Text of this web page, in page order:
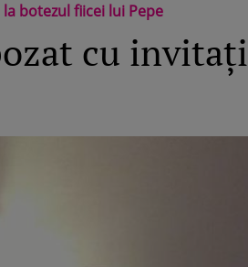
botezul fiicei lui Pepe
cu